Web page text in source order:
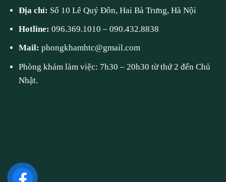
Địa chỉ: Số 10 Lê Quý Đôn, Hai Bà Trưng, Hà Nội
Hotline:096.369.1010 –090.432.8838
Mail:phongkhamhtc@gmail.com
Phòng khám làm việc: 7h30 – 20h30 từ thứ 2 đến Chủ
Nhật.